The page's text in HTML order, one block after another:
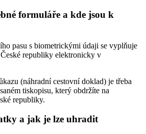
formuláře a kde jsou k
pasu s biometrickými údaji se vyplňuje
republiky elektronicky v
(náhradní cestovní doklad) je třeba
tiskopisu, který obdržíte na
republiky.
a jak je lze uhradit